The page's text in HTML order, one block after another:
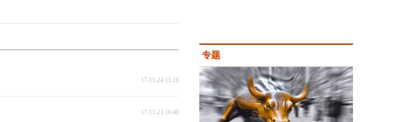
17-11-24 15:16
17-11-23 10:40
专题